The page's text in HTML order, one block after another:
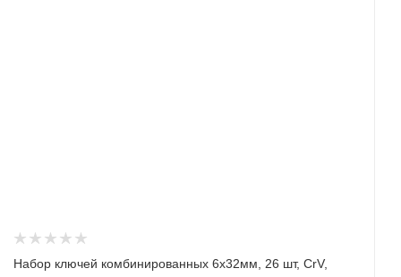
Набор ключей комбинированныx 6x32мм, 26 шт, CrV,